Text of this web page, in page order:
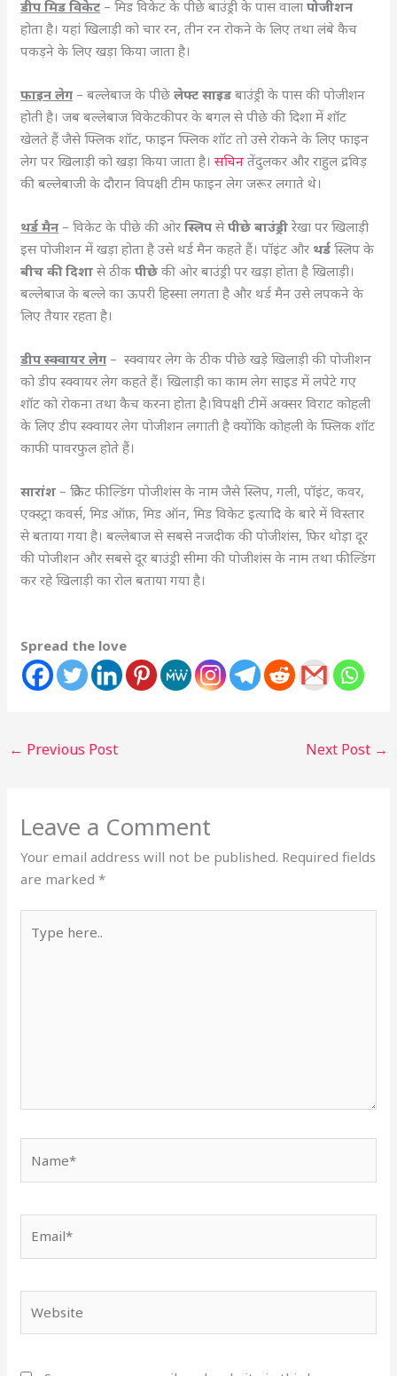
डीप मिड विकेट – मिड विकेट के पीछे बाउंड्री के पास वालापोजीशन
होता है। यहां खिलाड़ी को चार रन, तीन रन रोकने के लिए तथा लंबे कैच
पकड़ने के लिए खड़ा किया जाता है।
फाइन लेग – बल्लेबाज के पीछेलेफ्ट साइडबाउंड्री के पास की पोजीशन
होती है। जब बल्लेबाज विकेटकीपर के बगल से पीछे की दिशा में शॉट
खेलते हैं जैसे फ्लिक शॉट, फाइन फ्लिक शॉट तो उसे रोकने के लिए फाइन
लेग पर खिलाड़ी को खड़ा किया जाता है।सचिनतेंदुलकर और राहुल द्रविड़
की बल्लेबाजी के दौरान विपक्षी टीम फाइन लेग जरूर लगाते थे।
थर्ड मैन – विकेट के पीछे की ओरस्लिपसेपीछे बाउंड्रीरेखा पर खिलाड़ी
इस पोजीशन में खड़ा होता है उसे थर्ड मैन कहते हैं। पॉइंट और थर्डस्लिप के
बीच की दिशा से ठीकपीछेकी ओर बाउंड्री पर खड़ा होता है खिलाड़ी।
बल्लेबाज के बल्ले का ऊपरी हिस्सा लगता है और थर्ड मैन उसे लपकने के
लिए तैयार रहता है।
डीप स्क्वायर लेग – स्क्वायर लेग के ठीक पीछे खड़े खिलाड़ी की पोजीशन
को डीप स्क्वायर लेग कहते हैं। खिलाड़ी का काम लेग साइड में लपेटे गए
शॉट को रोकना तथा कैच करना होता है।विपक्षी टीमें अक्सर विराट कोहली
के लिए डीप स्क्वायर लेग पोजीशन लगाती है क्योंकि कोहली के फ्लिक शॉट
काफी पावरफुल होते हैं।
सारांश – क्रिकेट फील्डिंग पोजीशंस के नाम जैसे स्लिप, गली, पॉइंट, कवर,
एक्स्ट्रा कवर्स, मिड ऑफ़, मिड ऑन, मिड विकेट इत्यादि के बारे में विस्तार
से बताया गया है। बल्लेबाज से सबसे नजदीक की पोजीशंस, फिर थोड़ा दूर
की पोजीशन और सबसे दूर बाउंड्री सीमा की पोजीशंस के नाम तथा फील्डिंग
कर रहे खिलाड़ी का रोल बताया गया है।
Spread the love
← Previous Post Next Post →
Leave a Comment
Your email address will not be published. Required fields
are marked*
here..